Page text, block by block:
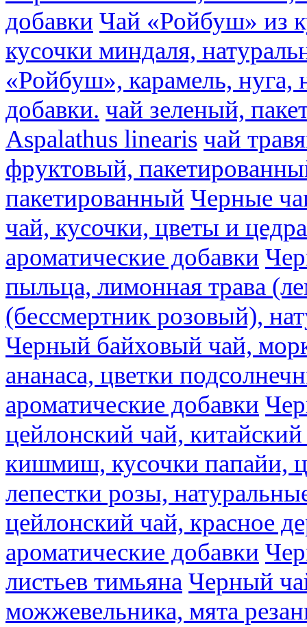
добавки Чай «Ройбуш» из
кусочки миндаля,
«Ройбуш», карамель, нуга,
добавки. чай зеленый,
Aspalathus linearis чай
фруктовый,
пакетированный Черные
чай, кусочки, цветы и
ароматические добавки
пыльца, лимонная трава
(бессмертник розовый),
Черный байховый чай,
ананаса, цветки
ароматические добавки
цейлонский чай,
кишмиш, кусочки папайи,
лепестки розы,
цейлонский чай, красное
ароматические добавки
листьев тимьяна Черный
можжевельника, мята